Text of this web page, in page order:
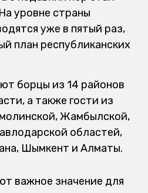
уровне страны
уже в пятый раз,
план республиканских
борцы из 14 районов
а также гости из
Жамбылской,
областей,
Шымкент и Алматы.
важное значение для